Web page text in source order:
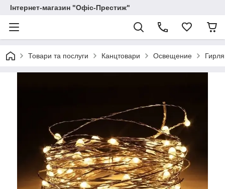
Інтернет-магазин "Офіс-Престиж"
Товари та послуги Канцтовари Освещение